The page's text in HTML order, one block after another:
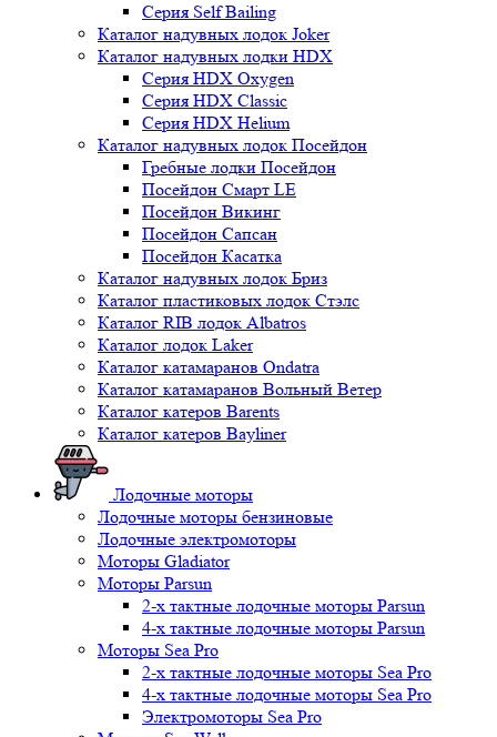
Серия Self Bailing
Каталог надувных лодок Joker
Каталог надувных лодки HDX
Серия HDX Oxygen
Серия HDX Classic
Серия HDX Helium
Каталог надувных лодок Посейдон
Гребные лодки Посейдон
Посейдон Смарт LE
Посейдон Викинг
Посейдон Сапсан
Посейдон Касатка
Каталог надувных лодок Бриз
Каталог пластиковых лодок Стэлс
Каталог RIB лодок Albatros
Каталог лодок Laker
Каталог катамаранов Ondatra
Каталог катамаранов Вольный Ветер
Каталог катеров Barents
Каталог катеров Bayliner
Лодочные моторы
Лодочные моторы бензиновые
Лодочные электромоторы
Моторы Gladiator
Моторы Parsun
2-х тактные лодочные моторы Parsun
4-х тактные лодочные моторы Parsun
Моторы Sea Pro
2-х тактные лодочные моторы Sea Pro
4-х тактные лодочные моторы Sea Pro
Электромоторы Sea Pro